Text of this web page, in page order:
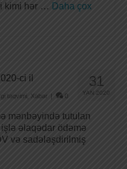
kimi hər … Daha çox
31
YAN 2020
ci il
təqvimi Xəbər | 0
mənbəyində tutulan
əlaqədar ödəmə
və sadələşdirilmiş